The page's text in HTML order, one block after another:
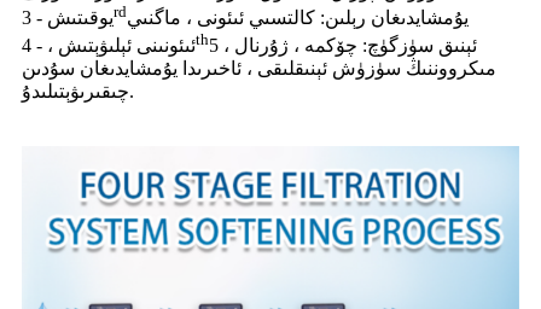
يوقىتىش - 3rdيۇمشايدىغان رېلىن: كالتسىي ئىئونى ، ماگنىي
ئىئونىنى ئېلىۋېتىش ، - 4thئېنىق سۈزگۈچ: چۆكمە ، ژۇرنال ، 5
مىكرووننىڭ سۈزۈش ئېنىقلىقى ، ئاخىرىدا يۇمشايدىغان سۇدىن
چىقىرىۋېتىلىدۇ.